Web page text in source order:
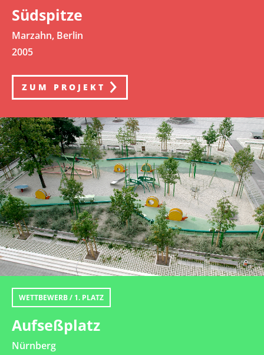
Südspitze
Marzahn, Berlin
2005
ZUM PROJEKT
WETTBEWERB / 1. PLATZ
Aufseßplatz
Nürnberg